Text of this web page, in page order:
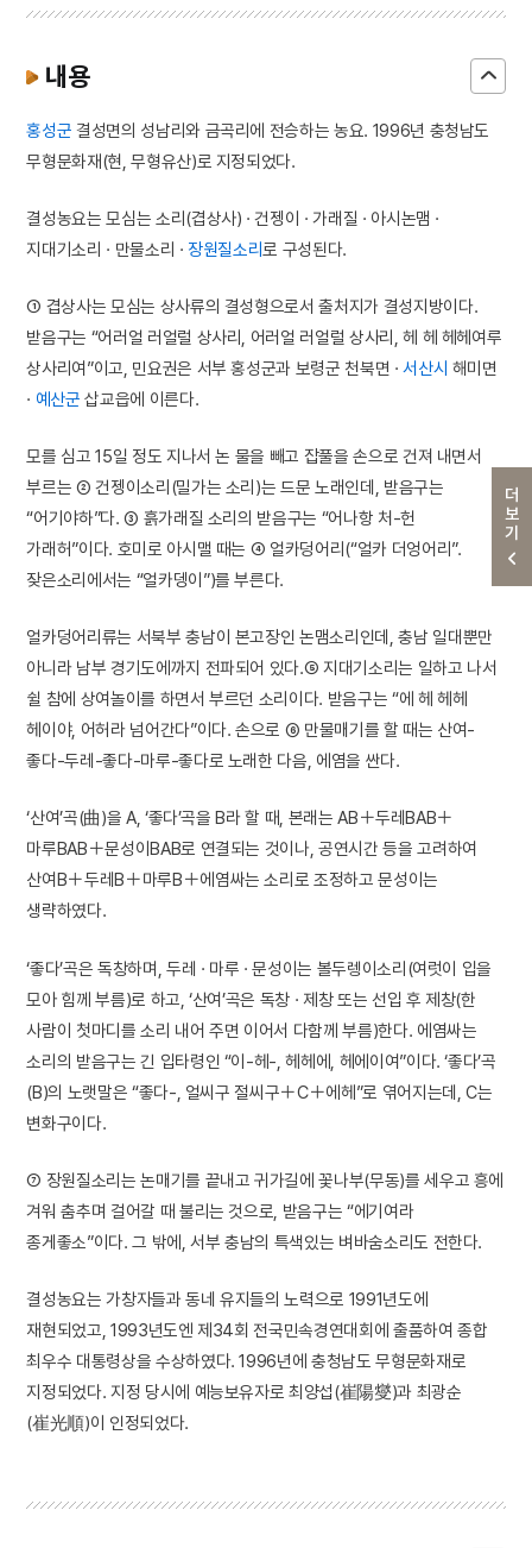
더보기
내용
홍성군 결성면의 성남리와 금곡리에 전승하는 농요. 1996년 충청남도
무형문화재(현, 무형유산)로 지정되었다.
결성농요는 모심는 소리(겹상사) · 건젱이 · 가래질 · 아시논맴 ·
지대기소리 · 만물소리 · 장원질소리로 구성된다.
① 겹상사는 모심는 상사류의 결성형으로서 출처지가 결성지방이다.
받음구는 “어러얼 러얼럴 상사리, 어러얼 러얼럴 상사리, 헤 헤 헤헤여루
상사리여”이고, 민요권은 서부 홍성군과 보령군 천북면 ·서산시 해미면
· 예산군 삽교읍에 이른다.
모를 심고 15일 정도 지나서 논 물을 빼고 잡풀을 손으로 건져 내면서
부르는 ② 건젱이소리(밀가는 소리)는 드문 노래인데, 받음구는
“어기야하”다. ③ 흙가래질 소리의 받음구는 “어나항 처-헌
가래허”이다. 호미로 아시맬 때는 ④ 얼카덩어리(“얼카 더엉어리”.
잦은소리에서는 “얼카뎅이”)를 부른다.
얼카덩어리류는 서북부 충남이 본고장인 논맴소리인데, 충남 일대뿐만
아니라 남부 경기도에까지 전파되어 있다.⑤ 지대기소리는 일하고 나서
쉴 참에 상여놀이를 하면서 부르던 소리이다. 받음구는 “에 헤 헤헤
헤이야, 어허라 넘어간다”이다. 손으로 ⑥ 만물매기를 할 때는 산여-
좋다-두레-좋다-마루-좋다로 노래한 다음, 에염을 싼다.
‘산여’곡(曲)을 A, ‘좋다’곡을 B라 할 때, 본래는 AB＋두레BAB＋
마루BAB＋문성이BAB로 연결되는 것이나, 공연시간 등을 고려하여
산여B＋두레B＋마루B＋에염싸는 소리로 조정하고 문성이는
생략하였다.
‘좋다’곡은 독창하며, 두레 · 마루 · 문성이는 볼두렝이소리(여럿이 입을
모아 힘께 부름)로 하고, ‘산여’곡은 독창 · 제창 또는 선입 후 제창(한
사람이 첫마디를 소리 내어 주면 이어서 다함께 부름)한다. 에염싸는
소리의 받음구는 긴 입타령인 “이-헤-, 헤헤에, 헤에이여”이다. ‘좋다’곡
(B)의 노랫말은 “좋다-, 얼씨구 절씨구＋C＋에헤”로 엮어지는데, C는
변화구이다.
⑦ 장원질소리는 논매기를 끝내고 귀가길에 꽃나부(무동)를 세우고 흥에
겨워 춤추며 걸어갈 때 불리는 것으로, 받음구는 “에기여라
종게좋소”이다. 그 밖에, 서부 충남의 특색있는 벼바숨소리도 전한다.
결성농요는 가창자들과 동네 유지들의 노력으로 1991년도에
재현되었고, 1993년도엔 제34회 전국민속경연대회에 출품하여 종합
최우수 대통령상을 수상하였다. 1996년에 충청남도 무형문화재로
지정되었다. 지정 당시에 예능보유자로 최양섭(崔陽燮)과 최광순
(崔光順)이 인정되었다.